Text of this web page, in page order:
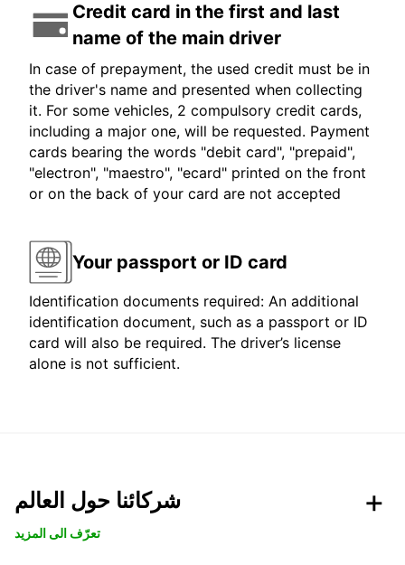
Credit card in the first and last
name of the main driver
In case of prepayment, the used credit must be in
the driver's name and presented when collecting
it. For some vehicles, 2 compulsory credit cards,
including a major one, will be requested. Payment
cards bearing the words "debit card", "prepaid",
"electron", "maestro", "ecard" printed on the front
or on the back of your card are not accepted
Your passport or ID card
Identification documents required: An additional
identification document, such as a passport or ID
card will also be required. The driver’s license
alone is not sufficient.
شركائنا حول العالم
تعرّف الى المزيد